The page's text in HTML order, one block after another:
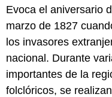
Evoca el aniversario
marzo de 1827
los invasores
nacional. Durante
importantes de la
folclóricos, se